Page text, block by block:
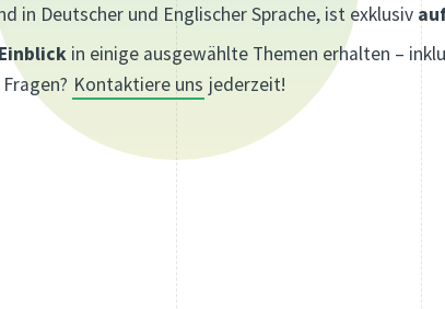
in Deutscher und Englischer Sprache, ist exklusiv
in einige ausgewählte Themen erhalten –
Kontaktiere uns jederzeit!